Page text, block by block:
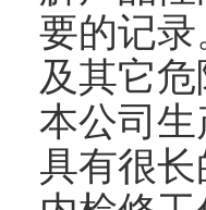
要的记
及其它
本公司
具有很